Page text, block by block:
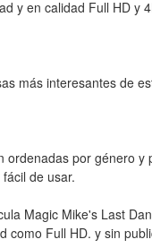
y en calidad Full HD y
más interesantes de
ordenadas por género y
de usar.
Magic Mike's Last
como Full HD. y sin